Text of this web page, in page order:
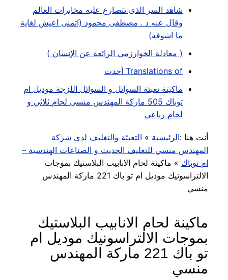
شاهد السر الذى تتصارع عليه مخابرات العالم
وقال عنه د . مصطفى محمود (اتمنى اعيش لغاية
ما اشوفه)
( معادلة الخوارزمي الرائعة عن الإنسان )
Translations of أحدث
ماكينة تعبئة السوائل و السوائل اللزجة موديل ام
توباك 505 ماركة المهندس منسي لحام ثلاثي و
لحام رباعي
أنت هنا : الرئيسية » التعبئة والتغليف لدي شركة
المهندس منسي للتغليف الحديث و الصناعات الهندسية –
ام توباك » ماكينة لحام الانابيب البلاستيك بموجات
الالتراسونيك موديل ام تو باك 221 ماركة المهندس
منسي
ماكينة لحام الانابيب البلاستيك
بموجات الالتراسونيك موديل ام
تو باك 221 ماركة المهندس
منسي